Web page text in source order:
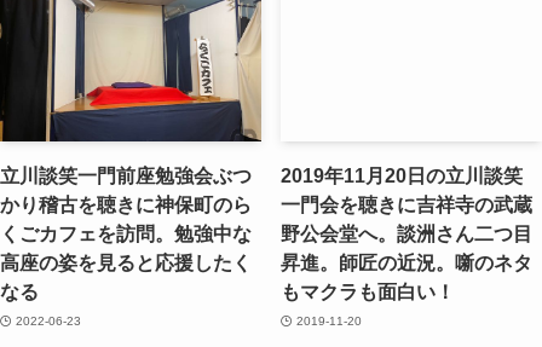
立川談笑一門前座勉強会ぶつ
かり稽古を聴きに神保町のら
くごカフェを訪問。勉強中な
高座の姿を見ると応援したく
なる
2022-06-23
2019年11月20日の立川談笑
一門会を聴きに吉祥寺の武蔵
野公会堂へ。談洲さん二つ目
昇進。師匠の近況。噺のネタ
もマクラも面白い！
2019-11-20